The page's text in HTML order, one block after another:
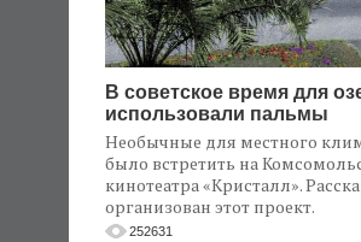
В советское время для
использовали пальмы
Необычные для местного
было встретить на
кинотеатра «Кристалл».
организован этот проект.
252631